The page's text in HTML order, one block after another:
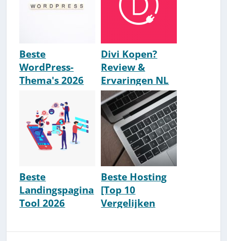
Beste
WordPress-
Thema's 2026
Keuzes]
Divi Kopen?
Review &
Ervaringen NL
[2026] (#1
WordPress-
Thema?)
Beste
Landingspagina
Tool 2026
Phoenix Of
Beste Hosting
[Top 10
Vergelijken
[2026]